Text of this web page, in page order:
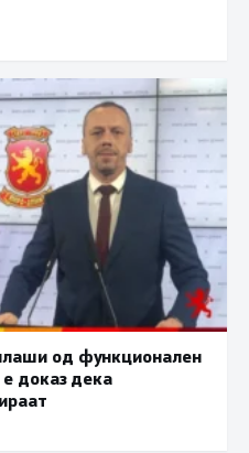
од функционален
е доказ дека